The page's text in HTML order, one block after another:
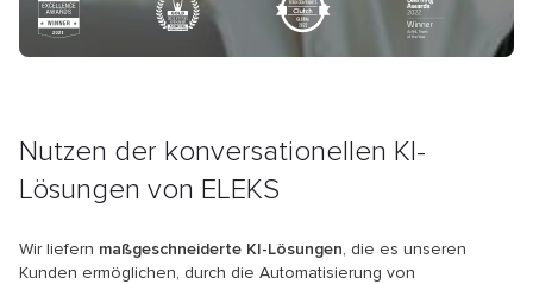
Nutzen der konversationellen KI-
Lösungen von ELEKS
Wir liefern maßgeschneiderte KI-Lösungen, die es unseren
Kunden ermöglichen, durch die Automatisierung von